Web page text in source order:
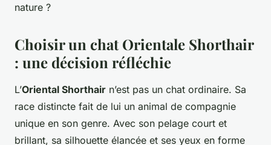
nature ?
Choisir un chat Orientale Shorthair
: une décision réfléchie
L’Oriental Shorthair n’est pas un chat ordinaire. Sa
race distincte fait de lui un animal de compagnie
unique en son genre. Avec son pelage court et
brillant, sa silhouette élancée et ses yeux en forme